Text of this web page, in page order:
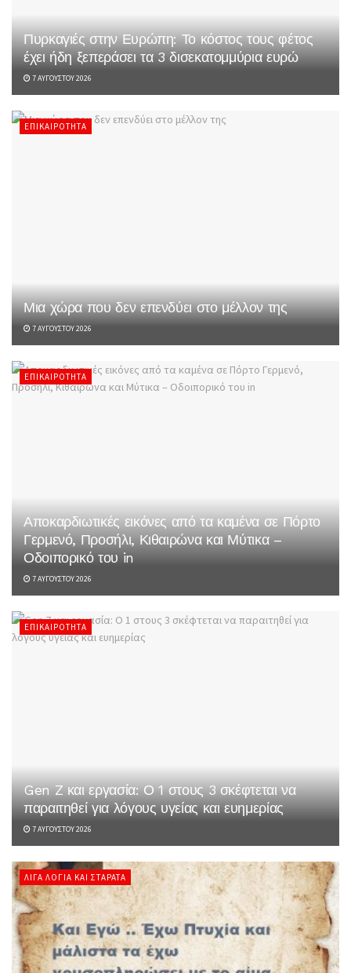
Πυρκαγιές στην Ευρώπη: Το κόστος τους φέτος
έχει ήδη ξεπεράσει τα 3 δισεκατομμύρια ευρώ
7 ΑΥΓΟΎΣΤΟΥ 2026
ΕΠΙΚΑΙΡΌΤΗΤΑ
Μια χώρα που δεν επενδύει στο μέλλον της
7 ΑΥΓΟΎΣΤΟΥ 2026
ΕΠΙΚΑΙΡΌΤΗΤΑ
Αποκαρδιωτικές εικόνες από τα καμένα σε Πόρτο
Γερμενό, Προσήλι, Κιθαιρώνα και Μύτικα –
Οδοιπορικό του in
7 ΑΥΓΟΎΣΤΟΥ 2026
ΕΠΙΚΑΙΡΌΤΗΤΑ
Gen Z και εργασία: Ο 1 στους 3 σκέφτεται να
παραιτηθεί για λόγους υγείας και ευημερίας
7 ΑΥΓΟΎΣΤΟΥ 2026
ΛΊΓΑ ΛΌΓΙΑ ΚΑΙ ΣΤΑΡΆΤΑ